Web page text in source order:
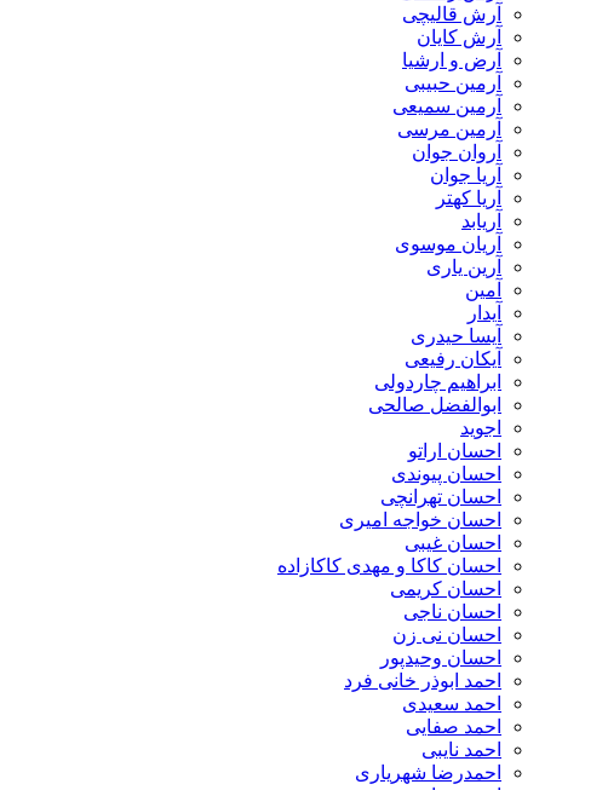
آرش قالیچی
آرش کایان
​آرض و ارشیا
آرمین حبیبی
آرمین سمیعی
آرمین مرسی
آروان جوان
آریا جوان
آریا کهتر
آریابد
آریان موسوی
آرین یاری
آمین
آیدار
آیسا حیدری
آیکان رفیعی
ابراهیم چاردولی
ابوالفضل صالحی
اجوید
احسان اراتو
احسان پیوندی
احسان تهرانچی
احسان خواجه امیری
احسان غیبی
احسان کاکا و مهدی کاکازاده
احسان کریمی
احسان ناجی
احسان نی زن
احسان وحیدپور
احمد ابوذر خانی فرد
احمد سعیدی
احمد صفایی
احمد نایبی
احمدرضا شهریاری